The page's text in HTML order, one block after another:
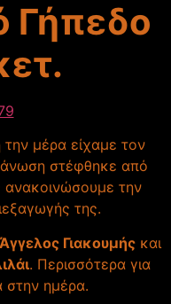
Γήπεδο
μέρα είχαμε τον
στέφθηκε από
ανακοινώσουμε την
της.
Άγγελος Γιακουμήςκαι
. Περισσότερα για
στην ημέρα.